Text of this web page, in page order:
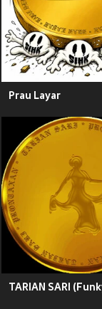
Prau Layar
TARIAN SARI